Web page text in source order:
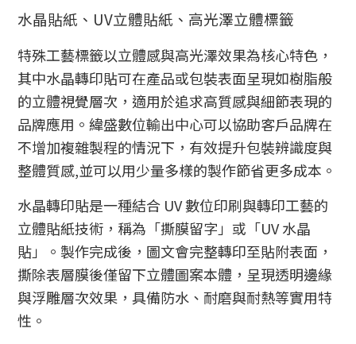
水晶貼紙、UV立體貼紙、高光澤立體標籤
特殊工藝標籤以立體感與高光澤效果為核心特色，
其中水晶轉印貼可在產品或包裝表面呈現如樹脂般
的立體視覺層次，適用於追求高質感與細節表現的
品牌應用。緯盛數位輸出中心可以協助客戶品牌在
不增加複雜製程的情況下，有效提升包裝辨識度與
整體質感,並可以用少量多樣的製作節省更多成本。
水晶轉印貼是一種結合 UV 數位印刷與轉印工藝的
立體貼紙技術，稱為「撕膜留字」或「UV 水晶
貼」。製作完成後，圖文會完整轉印至貼附表面，
撕除表層膜後僅留下立體圖案本體，呈現透明邊緣
與浮雕層次效果，具備防水、耐磨與耐熱等實用特
性。